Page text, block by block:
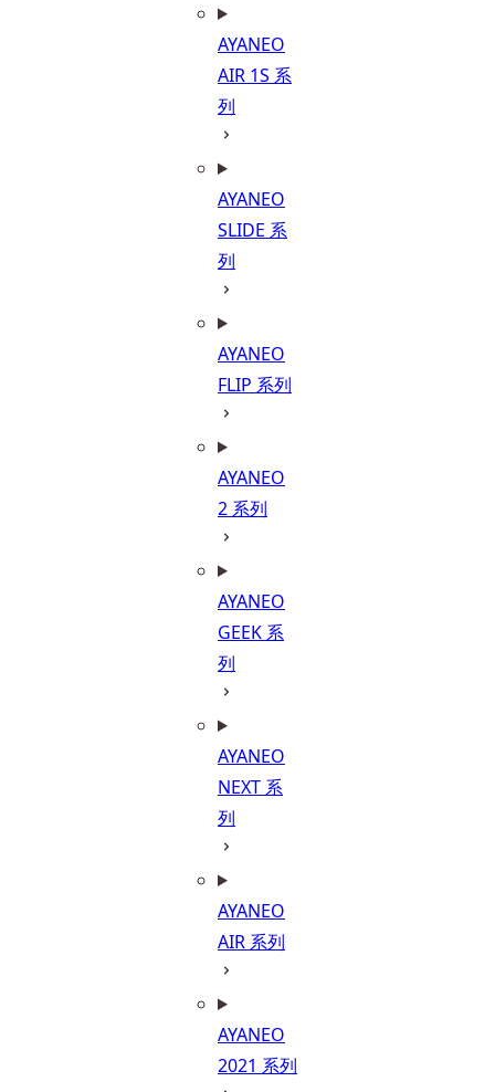
AYANEO
AIR 1S 系
列
AYANEO
SLIDE 系
列
AYANEO
FLIP 系列
AYANEO
2 系列
AYANEO
GEEK 系
列
AYANEO
NEXT 系
列
AYANEO
AIR 系列
AYANEO
2021 系列